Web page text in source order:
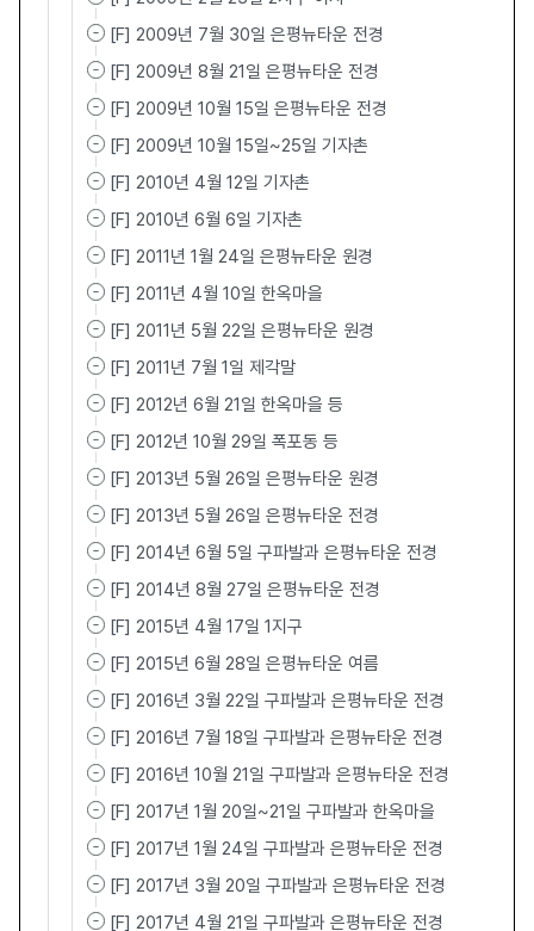
[F] 2009년 7월 30일 은평뉴타운 전경
[F] 2009년 8월 21일 은평뉴타운 전경
[F] 2009년 10월 15일 은평뉴타운 전경
[F] 2009년 10월 15일~25일 기자촌
[F] 2010년 4월 12일 기자촌
[F] 2010년 6월 6일 기자촌
[F] 2011년 1월 24일 은평뉴타운 원경
[F] 2011년 4월 10일 한옥마을
[F] 2011년 5월 22일 은평뉴타운 원경
[F] 2011년 7월 1일 제각말
[F] 2012년 6월 21일 한옥마을 등
[F] 2012년 10월 29일 폭포동 등
[F] 2013년 5월 26일 은평뉴타운 원경
[F] 2013년 5월 26일 은평뉴타운 전경
[F] 2014년 6월 5일 구파발과 은평뉴타운 전경
[F] 2014년 8월 27일 은평뉴타운 전경
[F] 2015년 4월 17일 1지구
[F] 2015년 6월 28일 은평뉴타운 여름
[F] 2016년 3월 22일 구파발과 은평뉴타운 전경
[F] 2016년 7월 18일 구파발과 은평뉴타운 전경
[F] 2016년 10월 21일 구파발과 은평뉴타운 전경
[F] 2017년 1월 20일~21일 구파발과 한옥마을
[F] 2017년 1월 24일 구파발과 은평뉴타운 전경
[F] 2017년 3월 20일 구파발과 은평뉴타운 전경
[F] 2017년 4월 21일 구파발과 은평뉴타운 전경